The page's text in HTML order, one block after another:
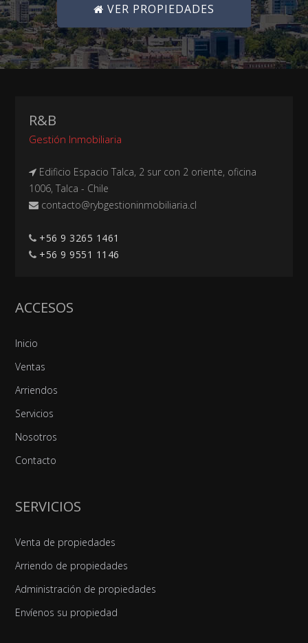
VER PROPIEDADES
R&B
Gestión Inmobiliaria
Edificio Espacio Talca, 2 sur con 2 oriente, oficina
1006, Talca - Chile
+56 9 3265 1461
+56 9 9551 1146
ACCESOS
Inicio
Ventas
Arriendos
Servicios
Nosotros
Contacto
SERVICIOS
Venta de propiedades
Arriendo de propiedades
Administración de propiedades
Envíenos su propiedad